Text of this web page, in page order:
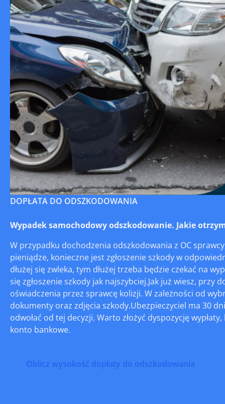
DOPŁATA DO ODSZKODOWANIA
Wypadek samochodowy odszkodowanie. Jakie
W przypadku dochodzenia odszkodowania z OC
pieniądze, konieczne jest zgłoszenie szkody w
dłużej się zwleka, tym dłużej trzeba będzie czekać na
się zgłoszenie szkody jak najszybciej.Jak już wiesz, przy
oświadczenia przez sprawcę kolizji. W zależności od
dokumenty oraz zdjęcia szkody.Ubezpieczyciel ma 30
odwołać od tej decyzji. Warto złożyć dyspozycję
konto bankowe.
Oblicz wysokość dopłaty do odszkodowania